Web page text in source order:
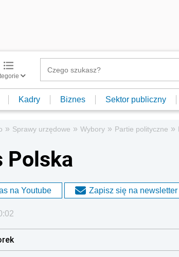
Kadry Biznes Sektor publiczny
» Sprawy urzędowe » Wybory » Partie polityczne »
Polska
na Youtube Zapisz się na newsletter